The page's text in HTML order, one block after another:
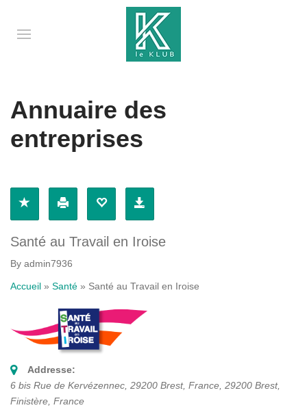
Annuaire des
entreprises
Santé au Travail en Iroise
By admin7936
Accueil » Santé » Santé au Travail en Iroise
Addresse:
6 bis Rue de Kervézennec, 29200 Brest, France 29200 Brest,
Finistère, France